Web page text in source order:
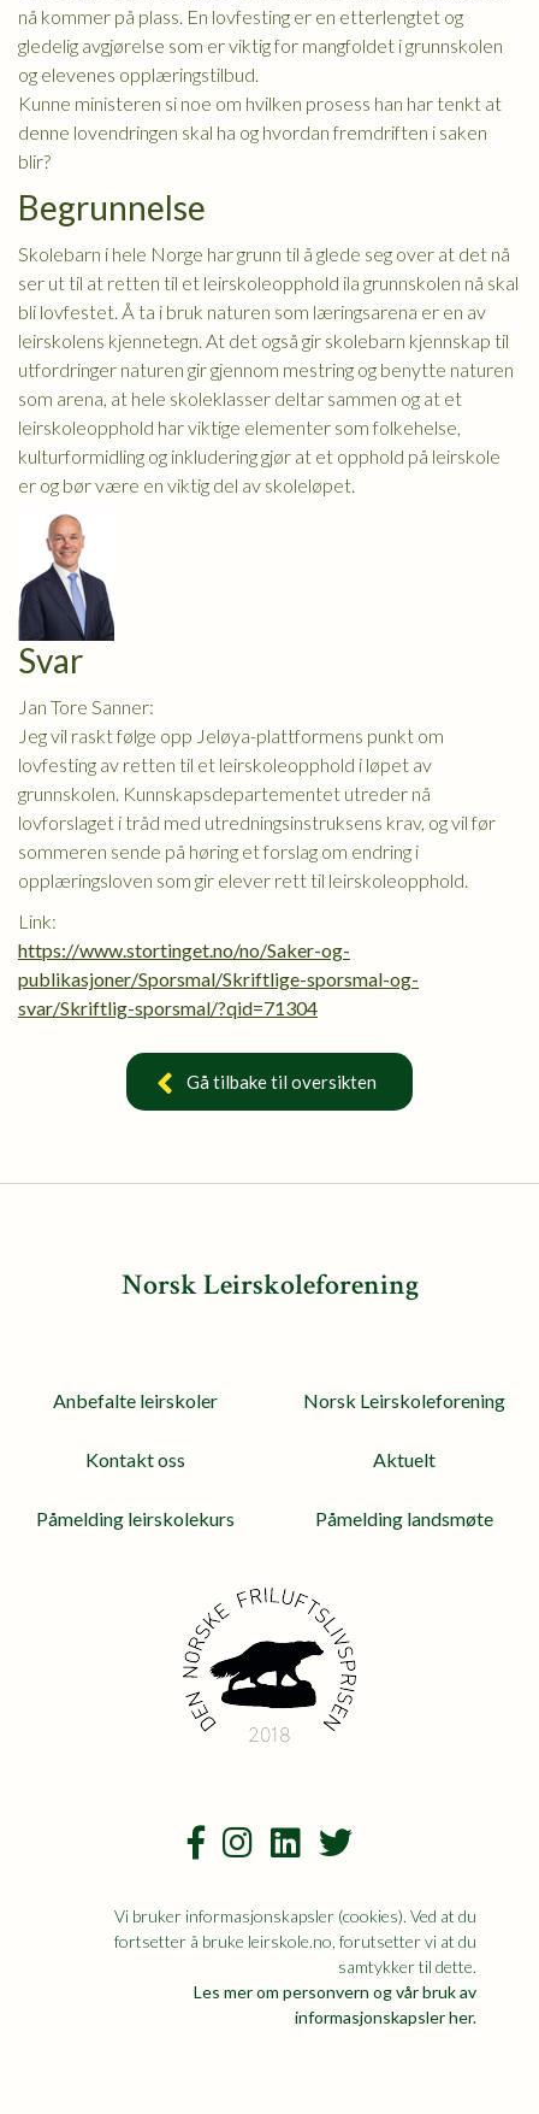
nå kommer på plass. En lovfesting er en etterlengtet og
gledelig avgjørelse som er viktig for mangfoldet i grunnskolen
og elevenes opplæringstilbud.
Kunne ministeren si noe om hvilken prosess han har tenkt at
denne lovendringen skal ha og hvordan fremdriften i saken
blir?
Begrunnelse
Skolebarn i hele Norge har grunn til å glede seg over at det nå
ser ut til at retten til et leirskoleopphold ila grunnskolen nå skal
bli lovfestet. Å ta i bruk naturen som læringsarena er en av
leirskolens kjennetegn. At det også gir skolebarn kjennskap til
utfordringer naturen gir gjennom mestring og benytte naturen
som arena, at hele skoleklasser deltar sammen og at et
leirskoleopphold har viktige elementer som folkehelse,
kulturformidling og inkludering gjør at et opphold på leirskole
er og bør være en viktig del av skoleløpet.
Svar
Jan Tore Sanner:
Jeg vil raskt følge opp Jeløya-plattformens punkt om
lovfesting av retten til et leirskoleopphold i løpet av
grunnskolen. Kunnskapsdepartementet utreder nå
lovforslaget i tråd med utredningsinstruksens krav, og vil før
sommeren sende på høring et forslag om endring i
opplæringsloven som gir elever rett til leirskoleopphold.
Link:
https://www.stortinget.no/no/Saker-og-
publikasjoner/Sporsmal/Skriftlige-sporsmal-og-
svar/Skriftlig-sporsmal/?qid=71304
Gå tilbake til oversikten
Norsk Leirskoleforening
Anbefalte leirskoler Norsk Leirskoleforening
Kontakt oss Aktuelt
Påmelding leirskolekurs Påmelding landsmøte
2018
Vi bruker informasjonskapsler (cookies). Ved at du
fortsetter å bruke leirskole.no, forutsetter vi at du
samtykker til dette.
Les mer om personvern og vår bruk av
informasjonskapsler her.